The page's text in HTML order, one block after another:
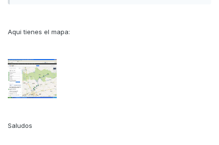
Aqui tienes el mapa:
Saludos